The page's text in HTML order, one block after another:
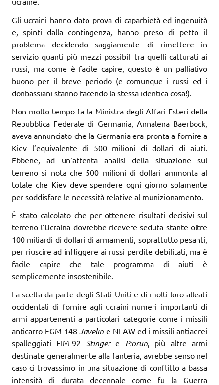
Gli ucraini hanno dato prova di caparbietà ed ingenuità
e, spinti dalla contingenza, hanno preso di petto il
problema decidendo saggiamente di rimettere in
servizio quanti più mezzi possibili tra quelli catturati ai
russi, ma come è facile capire, questo è un palliativo
buono per il breve periodo (e comunque i russi ed i
donbassiani stanno facendo la stessa identica cosa!).
Non molto tempo fa la Ministra degli Affari Esteri della
Repubblica Federale di Germania, Annalena Baerbock,
aveva annunciato che la Germania era pronta a fornire a
Kiev l’equivalente di 500 milioni di dollari di aiuti.
Ebbene, ad un’attenta analisi della situazione sul
terreno si nota che 500 milioni di dollari ammonta al
totale che Kiev deve spendere ogni giorno solamente
per soddisfare le necessità relative al munizionamento.
È stato calcolato che per ottenere risultati decisivi sul
terreno l’Ucraina dovrebbe ricevere seduta stante oltre
100 miliardi di dollari di armamenti, soprattutto pesanti,
per riuscire ad infliggere ai russi perdite debilitati, ma è
facile capire che tale programma di aiuti è
semplicemente insostenibile.
La scelta da parte degli Stati Uniti e di molti loro alleati
occidentali di fornire agli ucraini numeri importanti di
armi appartenenti a particolari categorie come i missili
anticarro FGM-148 Javelin e NLAW ed i missili antiaerei
spalleggiati FIM-92 Stingere Piorun, più altre armi
destinate generalmente alla fanteria, avrebbe senso nel
caso ci trovassimo in una situazione di conflitto a bassa
intensità di durata decennale come fu la Guerra